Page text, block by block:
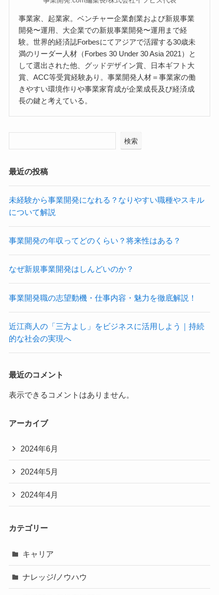
事業家、起業家。ベンチャー企業創業および新規事業
開発〜運用、大企業での新規事業開発〜運用まで経
験。世界的経済誌Forbesにてアジアで活躍する30歳未
満のリーダー人材（Forbes 30 Under 30 Asia 2021）と
して選出された他、グッドデザイン賞、日本ギフト大
賞、ACC等受賞経験あり。事業開発人材＝事業家の働
きやすい環境作りや事業家育成が企業成長及び経済成
長の鍵と考えている。
検索
最近の投稿
未経験から事業開発になれる？なりやすい職種やスキル
について解説
事業開発の年収ってどのくらい？将来性はある？
なぜ新規事業開発はしんどいのか？
事業開発職の志望動機・仕事内容・魅力を徹底解説！
近江商人の「三方よし」をビジネスに活用しよう｜持続
的な社会の実現へ
最近のコメント
表示できるコメントはありません。
アーカイブ
2024年6月
2024年5月
2024年4月
カテゴリー
キャリア
ナレッジ/ノウハウ